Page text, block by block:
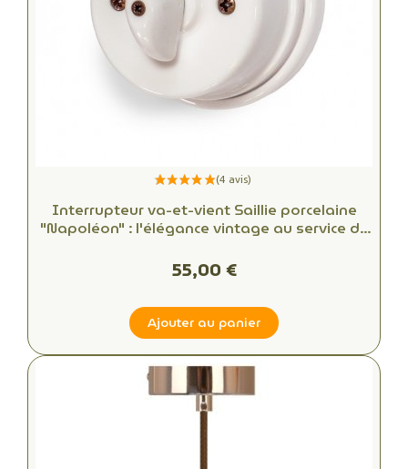
Interrupteur va-et-vient Saillie porcelaine
"Napoléon" : l'élégance vintage au service de
55,00 €
Ajouter au panier